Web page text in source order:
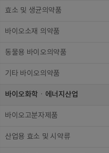
효소 및 생균의약품
바이오소재 의약품
동물용 바이오의약품
기타 바이오의약품
바이오화학ㆍ에너지산업
바이오고분자제품
산업용 효소 및 시약류